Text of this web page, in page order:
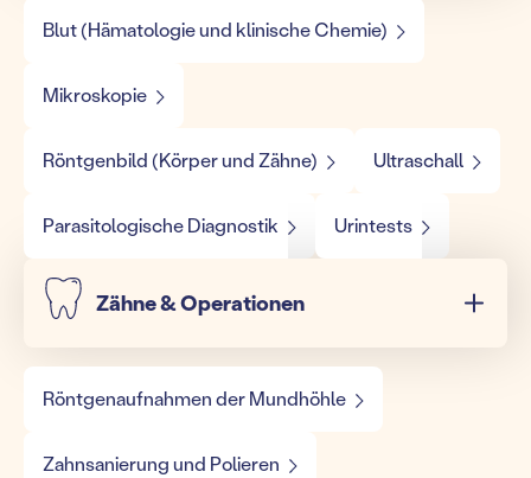
Blut (Hämatologie und klinische Chemie)
Mikroskopie
Röntgenbild (Körper und Zähne) Ultraschall
Parasitologische Diagnostik Urintests
Zähne & Operationen
Röntgenaufnahmen der Mundhöhle
Zahnsanierung und Polieren